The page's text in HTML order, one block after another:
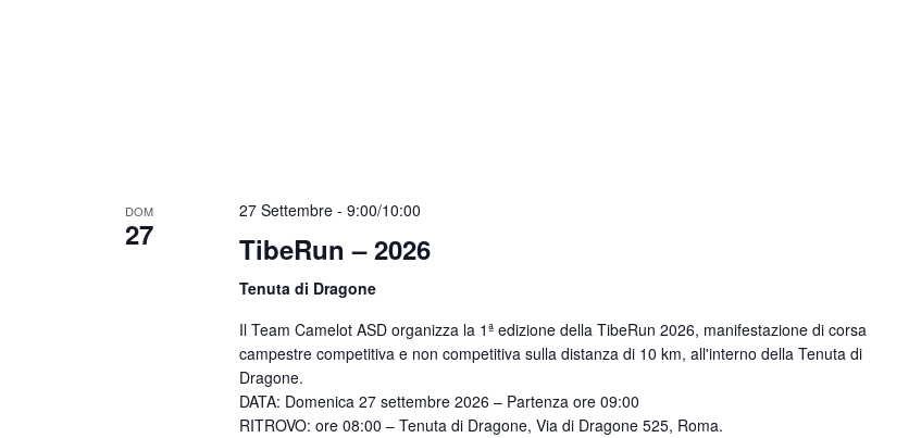
DOM
27
27 Settembre - 9:00/10:00
TibeRun – 2026
Tenuta di Dragone
Il Team Camelot ASD organizza la 1ª edizione della TibeRun 2026, manifestazione di corsa
campestre competitiva e non competitiva sulla distanza di 10 km, all'interno della Tenuta di
Dragone.
DATA: Domenica 27 settembre 2026 – Partenza ore 09:00
RITROVO: ore 08:00 – Tenuta di Dragone, Via di Dragone 525, Roma.